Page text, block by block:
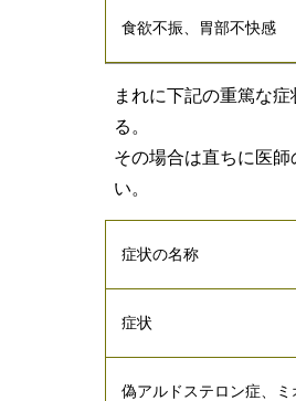
食欲不振、胃部不快感
まれに下記の重篤な
る。
その場合は直ちに医
い。
症状の名称
症状
偽アルドステロン症、ミ